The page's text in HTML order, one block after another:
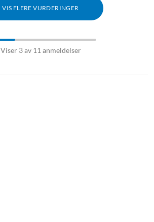
VIS FLERE VURDERINGER
Viser 3 av 11 anmeldelser